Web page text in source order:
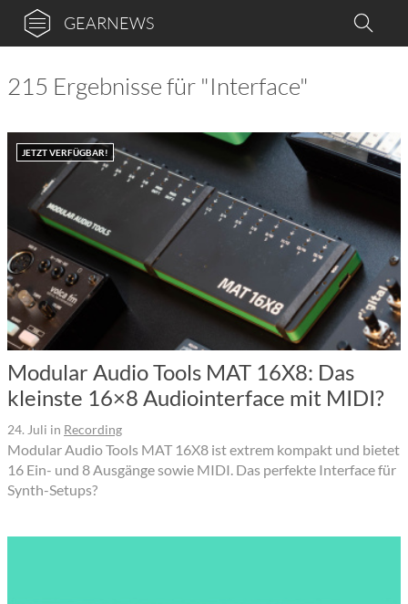
GEARNEWS
215 Ergebnisse für "Interface"
JETZT VERFÜGBAR!
Modular Audio Tools MAT 16X8: Das
kleinste 16×8 Audiointerface mit MIDI?
24. Juli in Recording
Modular Audio Tools MAT 16X8 ist extrem kompakt und bietet
16 Ein- und 8 Ausgänge sowie MIDI. Das perfekte Interface für
Synth-Setups?